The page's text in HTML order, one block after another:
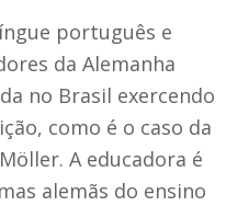
português e
da Alemanha
no Brasil exercendo
como é o caso da
A educadora é
alemãs do ensino